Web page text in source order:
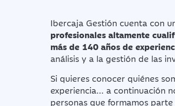
Ibercaja Gestión cuenta con
profesionales altamente
más de 140 años de
análisis y a la gestión de las
Si quieres conocer quiénes
experiencia... a continuación
personas que formamos